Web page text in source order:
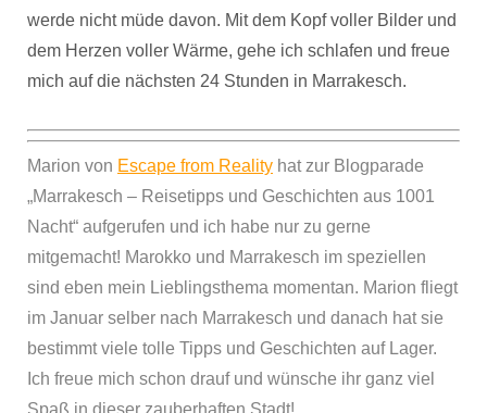
werde nicht müde davon. Mit dem Kopf voller Bilder und
dem Herzen voller Wärme, gehe ich schlafen und freue
mich auf die nächsten 24 Stunden in Marrakesch.
Marion von Escape from Reality hat zur Blogparade
„Marrakesch – Reisetipps und Geschichten aus 1001
Nacht“ aufgerufen und ich habe nur zu gerne
mitgemacht! Marokko und Marrakesch im speziellen
sind eben mein Lieblingsthema momentan. Marion fliegt
im Januar selber nach Marrakesch und danach hat sie
bestimmt viele tolle Tipps und Geschichten auf Lager.
Ich freue mich schon drauf und wünsche ihr ganz viel
Spaß in dieser zauberhaften Stadt!